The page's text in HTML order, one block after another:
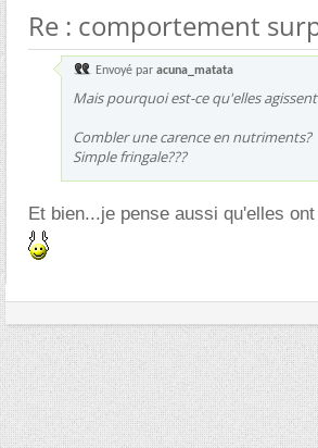
Re : comportement
Envoyé par acuna_matata
Mais pourquoi est-ce qu'elles
Combler une carence en nutriments?
Simple fringale???
Et bien...je pense aussi qu'elles